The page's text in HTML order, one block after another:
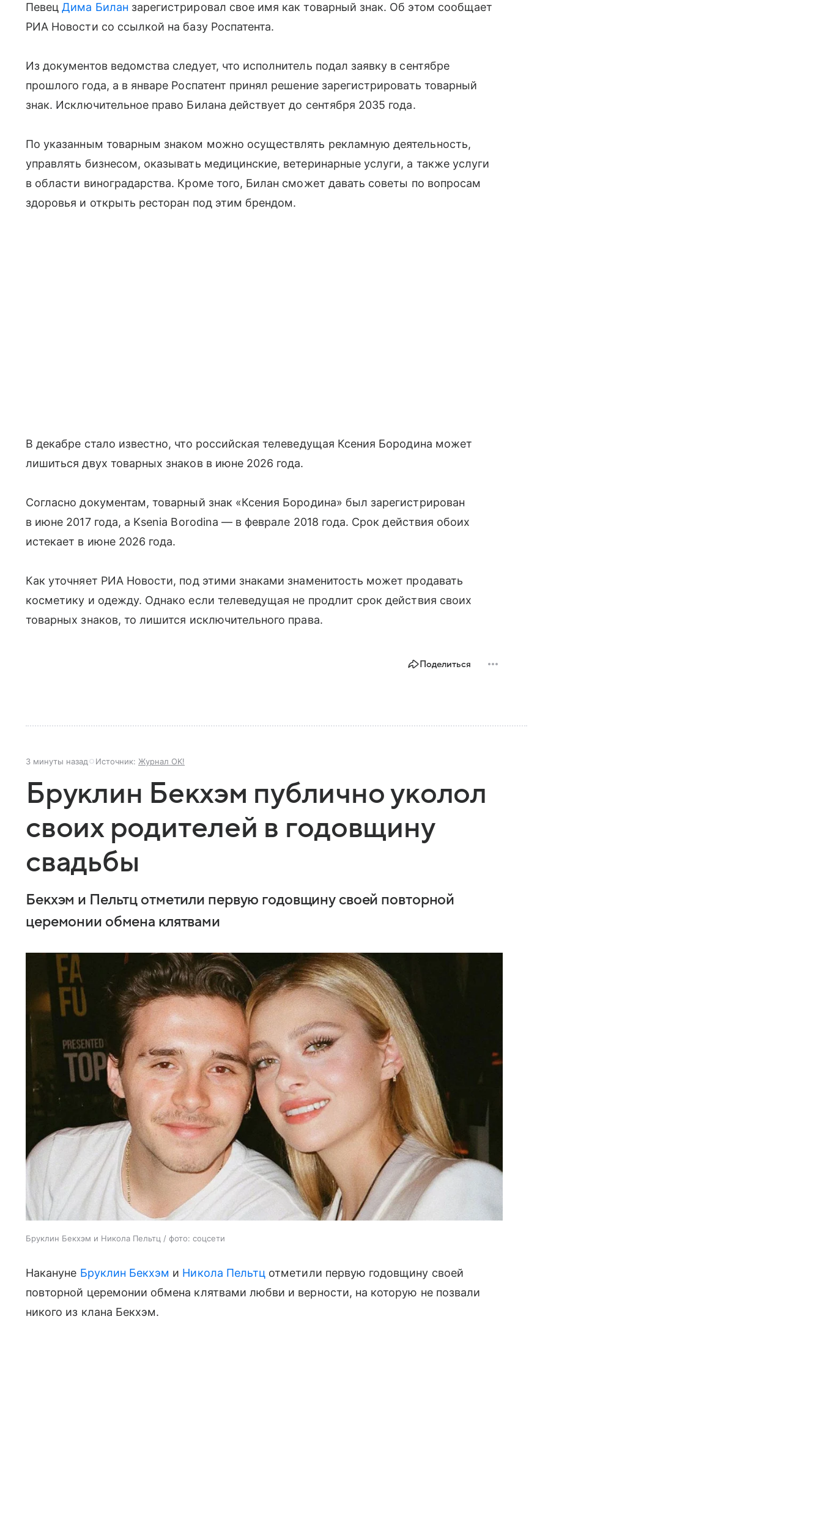
ПевецДима Билан зарегистрировал свое имя как товарный знак. Об этом сообщает
РИА Новости со ссылкой на базу Роспатента.
Из документов ведомства следует, что исполнитель подал заявку в сентябре
прошлого года, а в январе Роспатент принял решение зарегистрировать товарный
знак. Исключительное право Билана действует до сентября 2035 года.
По указанным товарным знаком можно осуществлять рекламную деятельность,
управлять бизнесом, оказывать медицинские, ветеринарные услуги, а также услуги
в области виноградарства. Кроме того, Билан сможет давать советы по вопросам
здоровья и открыть ресторан под этим брендом.
В декабре стало известно, что российская телеведущая Ксения Бородина может
лишиться двух товарных знаков в июне 2026 года.
Согласно документам, товарный знак «Ксения Бородина» был зарегистрирован
в июне 2017 года, а Ksenia Borodina — в феврале 2018 года. Срок действия обоих
истекает в июне 2026 года.
Как уточняет РИА Новости, под этими знаками знаменитость может продавать
косметику и одежду. Однако если телеведущая не продлит срок действия своих
товарных знаков, то лишится исключительного права.
Поделиться
3 минуты назад Источник: Журнал OK!
Бруклин Бекхэм публично уколол
своих родителей в годовщину
свадьбы
Бекхэм и Пельтц отметили первую годовщину своей повторной
церемонии обмена клятвами
Бруклин Бекхэм и Никола Пельтц / фото: соцсети
Накануне Бруклин Бекхэм и Никола Пельтц отметили первую годовщину своей
повторной церемонии обмена клятвами любви и верности, на которую не позвали
никого из клана Бекхэм.